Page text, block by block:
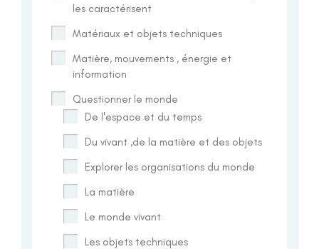
les caractérisent
Matériaux et objets techniques
Matière, mouvements , énergie et
information
Questionner le monde
De l'espace et du temps
Du vivant ,de la matière et des objets
Explorer les organisations du monde
La matière
Le monde vivant
Les objets techniques